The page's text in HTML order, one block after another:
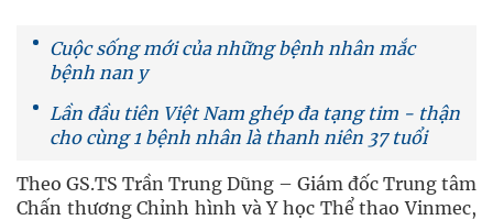
Cuộc sống mới của những bệnh nhân mắc
bệnh nan y
Lần đầu tiên Việt Nam ghép đa tạng tim - thận
cho cùng 1 bệnh nhân là thanh niên 37 tuổi
Theo GS.TS Trần Trung Dũng – Giám đốc Trung tâm
Chấn thương Chỉnh hình và Y học Thể thao Vinmec,